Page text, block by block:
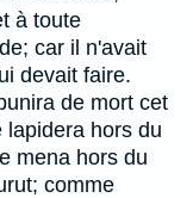
à toute
car il n'avait
devait faire.
de mort cet
lapidera hors du
mena hors du
comme